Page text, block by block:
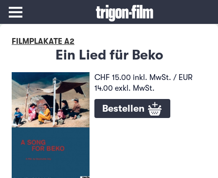
FILMPLAKATE A2
Ein Lied für Beko
CHF 15.00 inkl. MwSt. / EUR
14.00 exkl. MwSt.
Bestellen